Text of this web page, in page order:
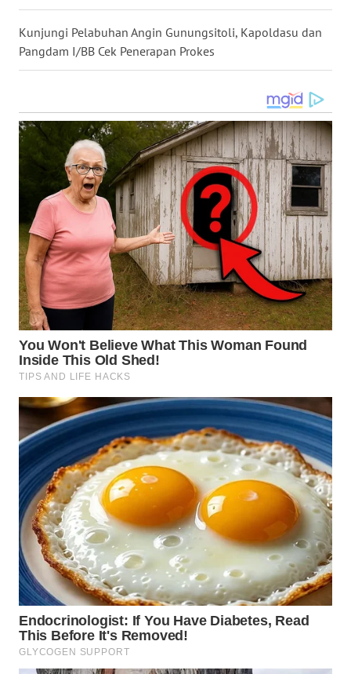
Kunjungi Pelabuhan Angin Gunungsitoli, Kapoldasu dan
Pangdam I/BB Cek Penerapan Prokes
WN
SULSEL
WN
WN
SULUT
WN
MALUKU
WN
MALUT
WN
DAIRI
WN
DANAU
WN
NIAS
WN
LANGKAT
WN
TAPANULI
SELATAN
WN
TANJUNG
LESUNG